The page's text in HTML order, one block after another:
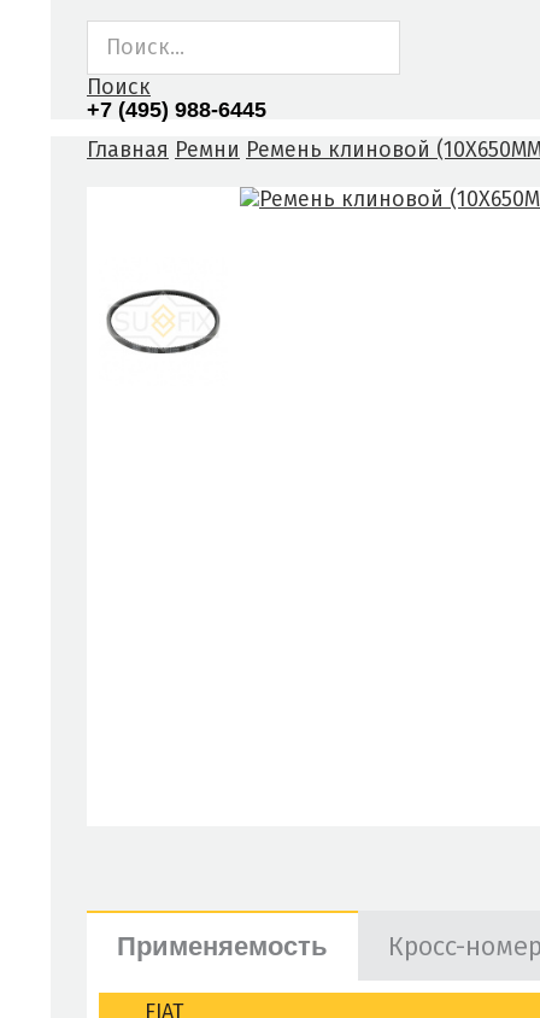
Поиск
+7 (495) 988-6445
Главная Ремни Ремень клиновой
Применяемость Кросс-
FIAT